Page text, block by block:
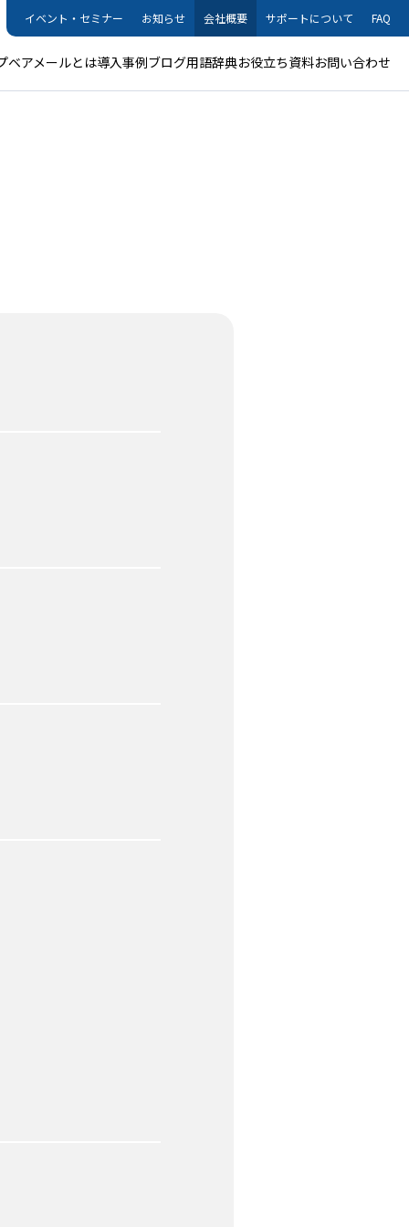
ベアメールとは導入事例ブログ用語辞典お役立ち資料お問い合わせ
イベント・セミナー お知らせ 会社概要 サポートについて FAQ